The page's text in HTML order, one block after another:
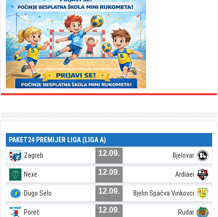
PAKET24 PREMIJER LIGA (LIGA A)
Zagreb 12.09. Bjelovar
Nexe 12.09. Ardiaei
Dugo Selo 12.09. Bjelin Spačva Vinkovci
Poreč 12.09. Rudar